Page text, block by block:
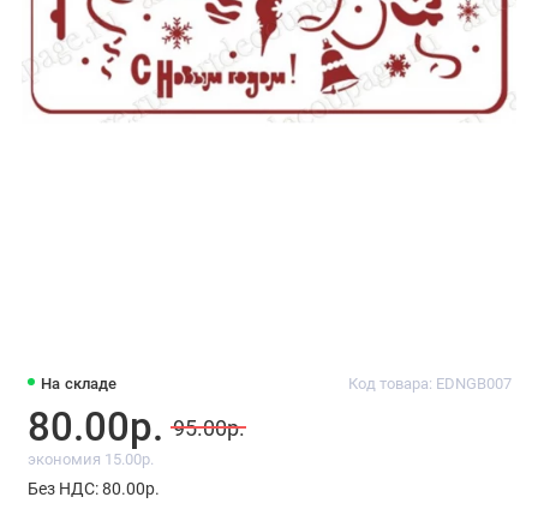
На складе Код товара: EDNGB007
80.00р. 95.00р.
экономия 15.00р.
Без НДС: 80.00р.